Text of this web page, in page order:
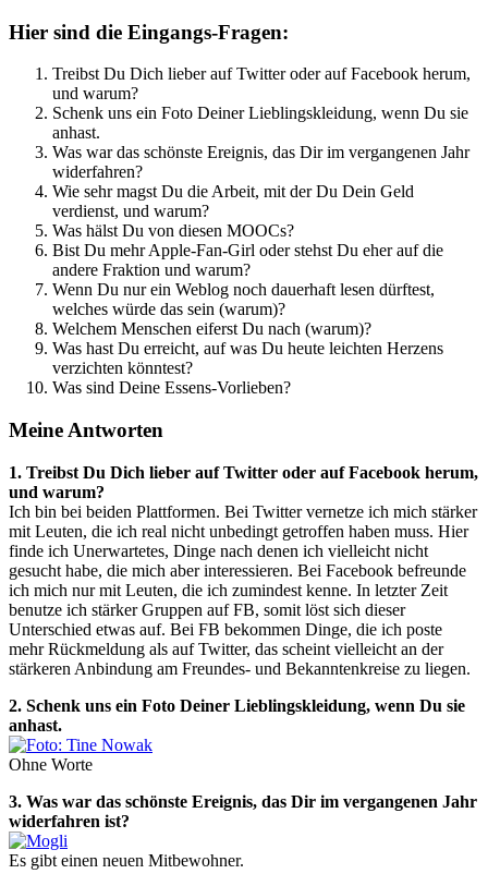
Hier sind die Eingangs-Fragen:
Treibst Du Dich lieber auf Twitter oder auf Facebook herum,
und warum?
Schenk uns ein Foto Deiner Lieblingskleidung, wenn Du sie
anhast.
Was war das schönste Ereignis, das Dir im vergangenen Jahr
widerfahren?
Wie sehr magst Du die Arbeit, mit der Du Dein Geld
verdienst, und warum?
Was hälst Du von diesen MOOCs?
Bist Du mehr Apple-Fan-Girl oder stehst Du eher auf die
andere Fraktion und warum?
Wenn Du nur ein Weblog noch dauerhaft lesen dürftest,
welches würde das sein (warum)?
Welchem Menschen eiferst Du nach (warum)?
Was hast Du erreicht, auf was Du heute leichten Herzens
verzichten könntest?
Was sind Deine Essens-Vorlieben?
Meine Antworten
1. Treibst Du Dich lieber auf Twitter oder auf Facebook herum,
und warum?
Ich bin bei beiden Plattformen. Bei Twitter vernetze ich mich stärker
mit Leuten, die ich real nicht unbedingt getroffen haben muss. Hier
finde ich Unerwartetes, Dinge nach denen ich vielleicht nicht
gesucht habe, die mich aber interessieren. Bei Facebook befreunde
ich mich nur mit Leuten, die ich zumindest kenne. In letzter Zeit
benutze ich stärker Gruppen auf FB, somit löst sich dieser
Unterschied etwas auf. Bei FB bekommen Dinge, die ich poste
mehr Rückmeldung als auf Twitter, das scheint vielleicht an der
stärkeren Anbindung am Freundes- und Bekanntenkreise zu liegen.
2. Schenk uns ein Foto Deiner Lieblingskleidung, wenn Du sie
anhast.
Ohne Worte
3. Was war das schönste Ereignis, das Dir im vergangenen Jahr
widerfahren ist?
Es gibt einen neuen Mitbewohner.